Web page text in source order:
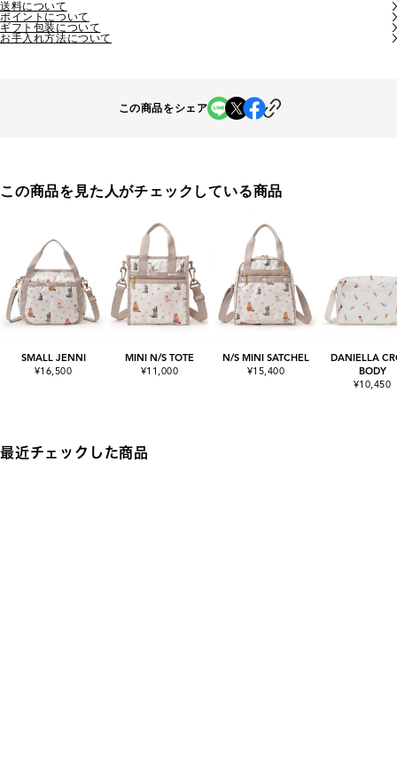
送料について
ポイントについて
ギフト包装について
お手入れ方法について
この商品をシェア
この商品を見た人がチェックしている商品
SMALL JENNI
¥16,500
MINI N/S TOTE
¥11,000
N/S MINI SATCHEL
¥15,400
DANIELLA
BODY
¥10,450
最近チェックした商品